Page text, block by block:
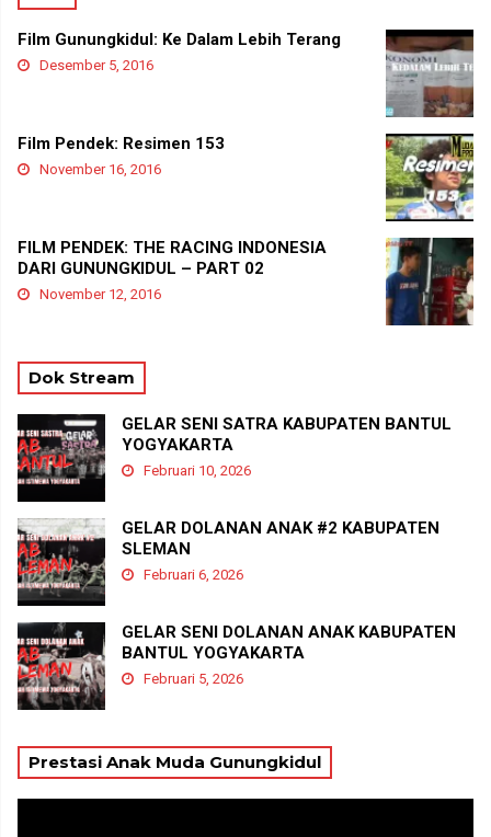
Film Gunungkidul: Ke Dalam Lebih Terang
Desember 5, 2016
Film Pendek: Resimen 153
November 16, 2016
FILM PENDEK: THE RACING INDONESIA
DARI GUNUNGKIDUL – PART 02
November 12, 2016
Dok Stream
GELAR SENI SATRA KABUPATEN BANTUL
YOGYAKARTA
Februari 10, 2026
GELAR DOLANAN ANAK #2 KABUPATEN
SLEMAN
Februari 6, 2026
GELAR SENI DOLANAN ANAK KABUPATEN
BANTUL YOGYAKARTA
Februari 5, 2026
Prestasi Anak Muda Gunungkidul